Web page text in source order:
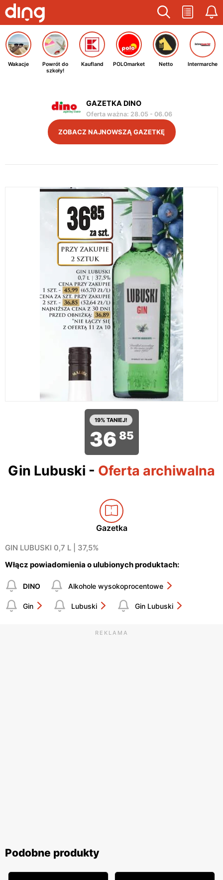
Wakacje
Powrót do
szkoły!
Kaufland POLOmarket Netto Intermarche
GAZETKA DINO
Oferta ważna: 28.05 - 06.06
ZOBACZ NAJNOWSZĄ GAZETKĘ
19% TANIEJ!
36 85
Gin Lubuski - Oferta archiwalna
Gazetka
GIN LUBUSKI 0,7 L | 37,5%
Włącz powiadomienia o ulubionych produktach:
DINO Alkohole wysokoprocentowe
Gin Lubuski Gin Lubuski
REKLAMA
Podobne produkty